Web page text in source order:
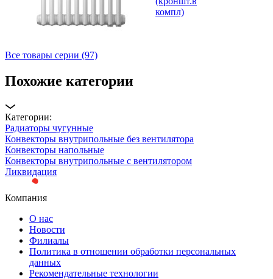
компл)
Все товары серии (97)
Похожие категории
Категории:
Радиаторы чугунные
Конвекторы внутрипольные без вентилятора
Конвекторы напольные
Конвекторы внутрипольные с вентилятором
Ликвидация
Компания
О нас
Новости
Филиалы
Политика в отношении обработки персональных
данных
Рекомендательные технологии